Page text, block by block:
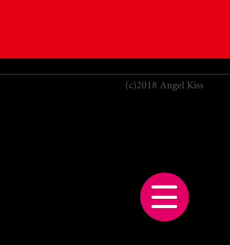
(c)2018 Angel Kiss